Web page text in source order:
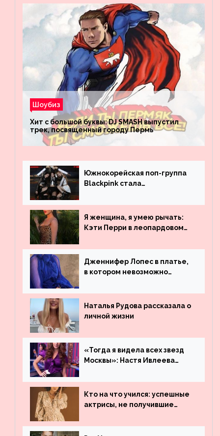
Шоубиз
Хит с большой буквы: DJ SMASH выпустил
трек, посвященный городу Пермь
Южнокорейская поп-группа
Blackpink стала
просмотрам на YouTube. Они
обогнали даже Джастина
Бибера
Я женщина, я умею рычать:
Кэти Перри в леопардовом
Дженнифер Лопес в платье,
в котором невозможно
Наталья Рудова рассказала о
личной жизни
«Тогда я видела всех звезд
Москвы»: Настя Ивлеева
популярности и выложила
архивные фото
Кто на что учился: успешные
актрисы, не получившие